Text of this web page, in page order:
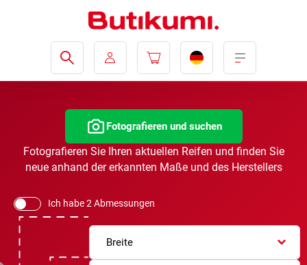
Fotografieren und suchen
Fotografieren Sie Ihren aktuellen Reifen und finden Sie
neue anhand der erkannten Maße und des Herstellers
Ich habe 2 Abmessungen
Breite